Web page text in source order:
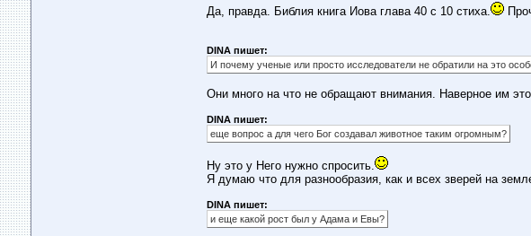
Да, правда. Библия книга Иова глава 40 с 10 стиха.
DINA пишет:
И почему ученые или просто исследователи не обратили на это
Они много на что не обращают внимания. Наверное им
DINA пишет:
еще вопрос а для чего Бог создавал животное таким огромным?
Ну это у Него нужно спросить.
Я думаю что для разнообразия, как и всех зверей на
DINA пишет:
и еще какой рост был у Адама и Евы?